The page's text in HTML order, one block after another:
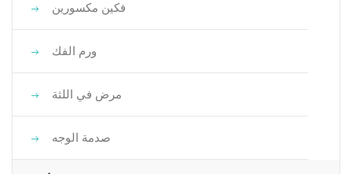
فكين مكسورين
ورم الفك
مرض في اللثة
صدمة الوجه